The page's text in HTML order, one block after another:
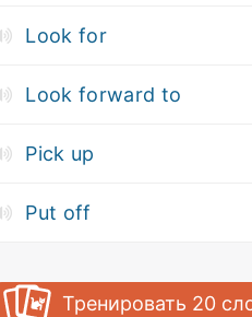
Look for
Look forward to
Pick up
Put off
Тренировать 20